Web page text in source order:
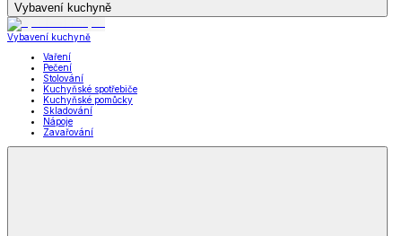
Vybavení kuchyně
Vybavení kuchyně
Vaření
Pečení
Stolování
Kuchyňské spotřebiče
Kuchyňské pomůcky
Skladování
Nápoje
Zavařování